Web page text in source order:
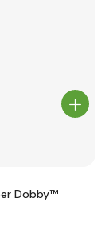
Dobby™